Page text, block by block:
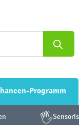
Programm